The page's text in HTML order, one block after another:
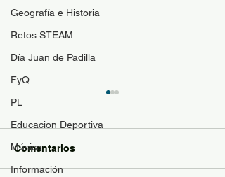
Geografía e Historia
Retos STEAM
Día Juan de Padilla
FyQ
PL
Educacion Deportiva
Música
Información
Comentarios